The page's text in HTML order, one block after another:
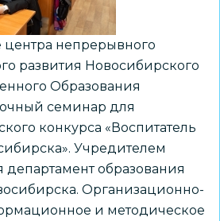
центра непрерывного
развития Новосибирского
Образования
семинар для
конкурса «Воспитатель
Учредителем
департамент образования
Организационно-
и методическое